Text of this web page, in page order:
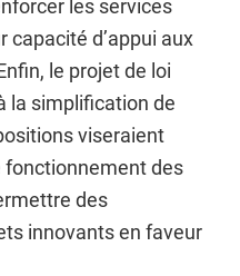
les services
capacité d’appui aux
le projet de loi
la simplification de
viseraient
des
des
innovants en faveur